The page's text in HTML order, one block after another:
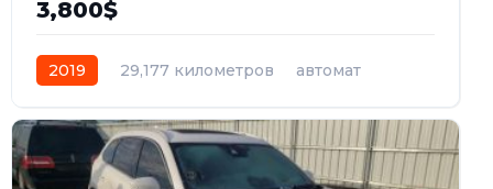
3,800$
2019 29,177 километров
автомат